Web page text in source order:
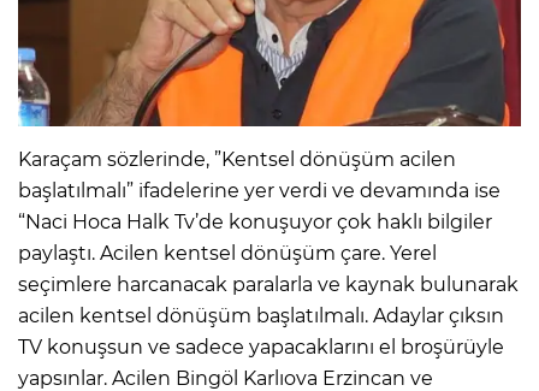
Karaçam sözlerinde, ”Kentsel dönüşüm acilen
başlatılmalı” ifadelerine yer verdi ve devamında ise
“Naci Hoca Halk Tv’de konuşuyor çok haklı bilgiler
paylaştı. Acilen kentsel dönüşüm çare. Yerel
seçimlere harcanacak paralarla ve kaynak bulunarak
acilen kentsel dönüşüm başlatılmalı. Adaylar çıksın
TV konuşsun ve sadece yapacaklarını el broşürüyle
yapsınlar. Acilen Bingöl Karlıova Erzincan ve